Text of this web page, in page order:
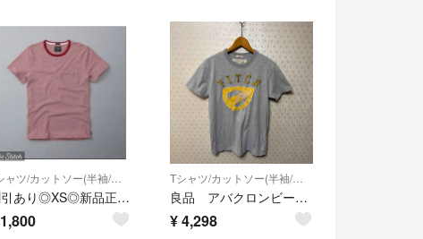
Tシャツ/カットソー(半袖/袖なし)
割引あり◎XS◎新品正規品◎アバクロ◎UネックTシャツ◎送料込
1,800
Tシャツ/カットソー(半袖/袖なし)
良品 アバクロンビー&フィッチ メンズ 半袖Tシャツ グレー L
¥4,298